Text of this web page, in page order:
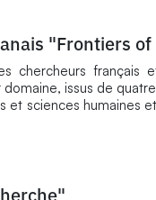
"Frontiers
chercheurs
issus de
et sciences humaines